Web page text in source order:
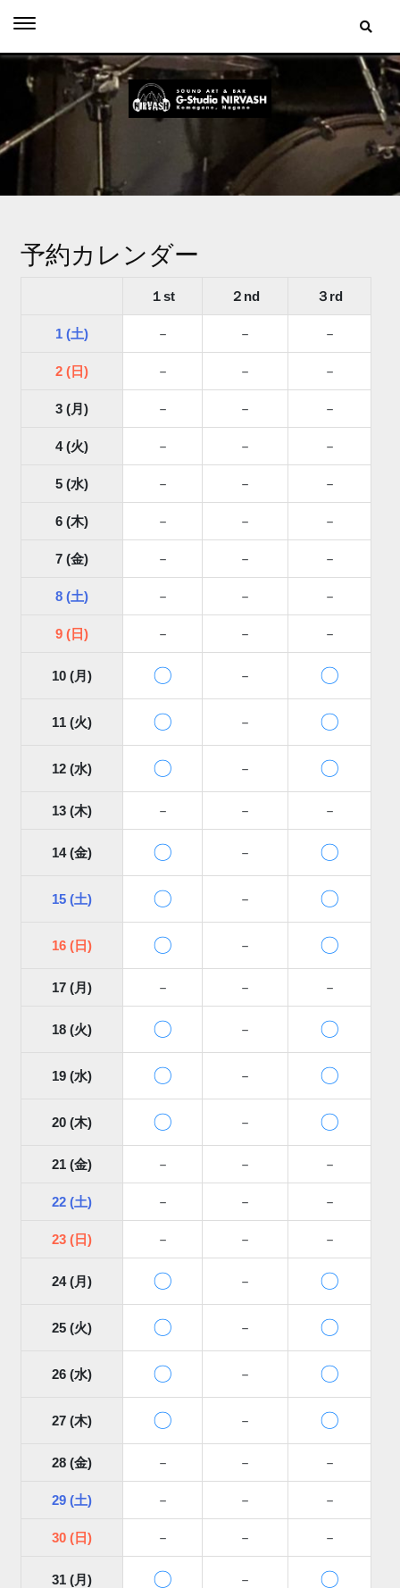
予約カレンダー
１st ２nd ３rd
1 (土) － － －
2 (日) － － －
3 (月) － － －
4 (火) － － －
5 (水) － － －
6 (木) － － －
7 (金) － － －
8 (土) － － －
9 (日) － － －
10 (月) 〇 － 〇
11 (火) 〇 － 〇
12 (水) 〇 － 〇
13 (木) － － －
14 (金) 〇 － 〇
15 (土) 〇 － 〇
16 (日) 〇 － 〇
17 (月) － － －
18 (火) 〇 － 〇
19 (水) 〇 － 〇
20 (木) 〇 － 〇
21 (金) － － －
22 (土) － － －
23 (日) － － －
24 (月) 〇 － 〇
25 (火) 〇 － 〇
26 (水) 〇 － 〇
27 (木) 〇 － 〇
28 (金) － － －
29 (土) － － －
30 (日) － － －
31 (月) 〇 － 〇